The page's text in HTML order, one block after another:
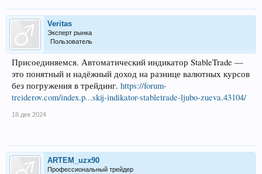
Veritas
Эксперт рынка
Пользователь
Присоединяемся. Автоматический индикатор StableTrade —
это понятный и надёжный доход на разнице валютных курсов
без погружения в трейдинг. https://forum-
treiderov.com/index.p...skij-indikator-stabletrade-ljubo-zueva.43104/
18 дек 2024
ARTEM_uzx90
Профессиональный трейдер